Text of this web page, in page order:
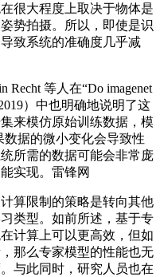
很大程度上取决于物体是
势拍摄。所以，即使是识
致系统的准确度几乎减
等人在“Do imagenet
2019）中也明确地说明了这
来模仿原始训练数据，模
数据的微小变化会导致性
所需的数据可能会非常庞
实现。雷锋网
限制的策略是转向其他
类型。如前所述，基于专
计算上可以更高效，但如
那么专家模型的性能也无
与此同时，研究人员也在